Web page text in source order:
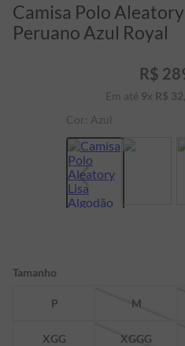
Camisa Polo
Peruano Azul Royal
R$
Em até 9x R$ 32,
Cor: Azul
Tamanho
P M
XGG XGGG
3
5
6
8